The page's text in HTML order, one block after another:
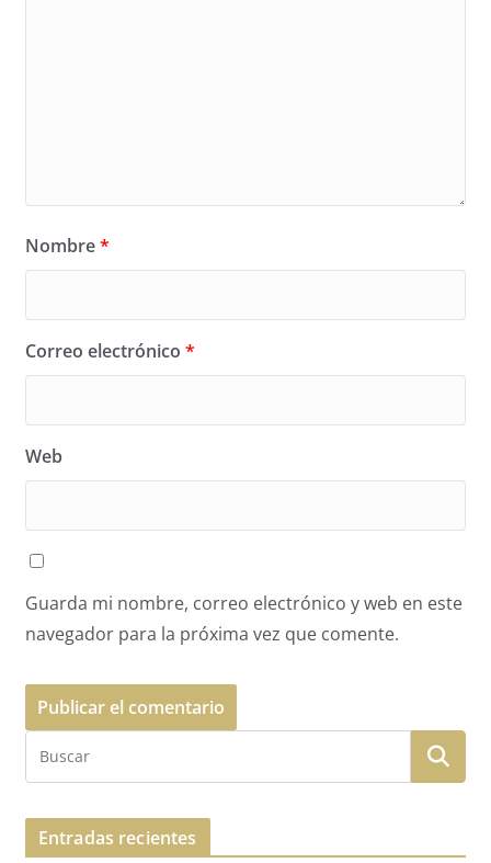
Nombre*
Correo electrónico *
Web
Guarda mi nombre, correo electrónico y web en este
navegador para la próxima vez que comente.
Entradas recientes